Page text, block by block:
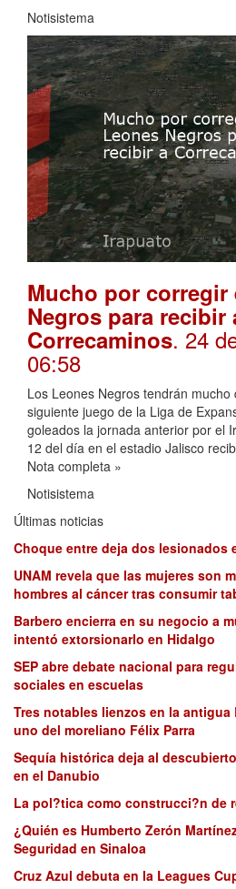
Notisistema
Mucho por corregir
Negros para recibir
Correcaminos. 24
06:58
Los Leones Negros tendrán mucho
siguiente juego de la Liga de
goleados la jornada anterior por el
12 del día en el estadio Jalisco
Nota completa »
Notisistema
Últimas noticias
Choque entre deja dos lesionados
UNAM revela que las mujeres son
hombres al cáncer tras consumir
Barbero encierra en su negocio a
intentó extorsionarlo en Hidalgo
SEP abre debate nacional para
sociales en escuelas
Tres notables lienzos en la antigua
uno del moreliano Félix Parra
Sequía histórica deja al
en el Danubio
La pol?tica como construcci?n de
¿Quién es Humberto Zerón
Seguridad en Sinaloa
Cruz Azul debuta en la Leagues